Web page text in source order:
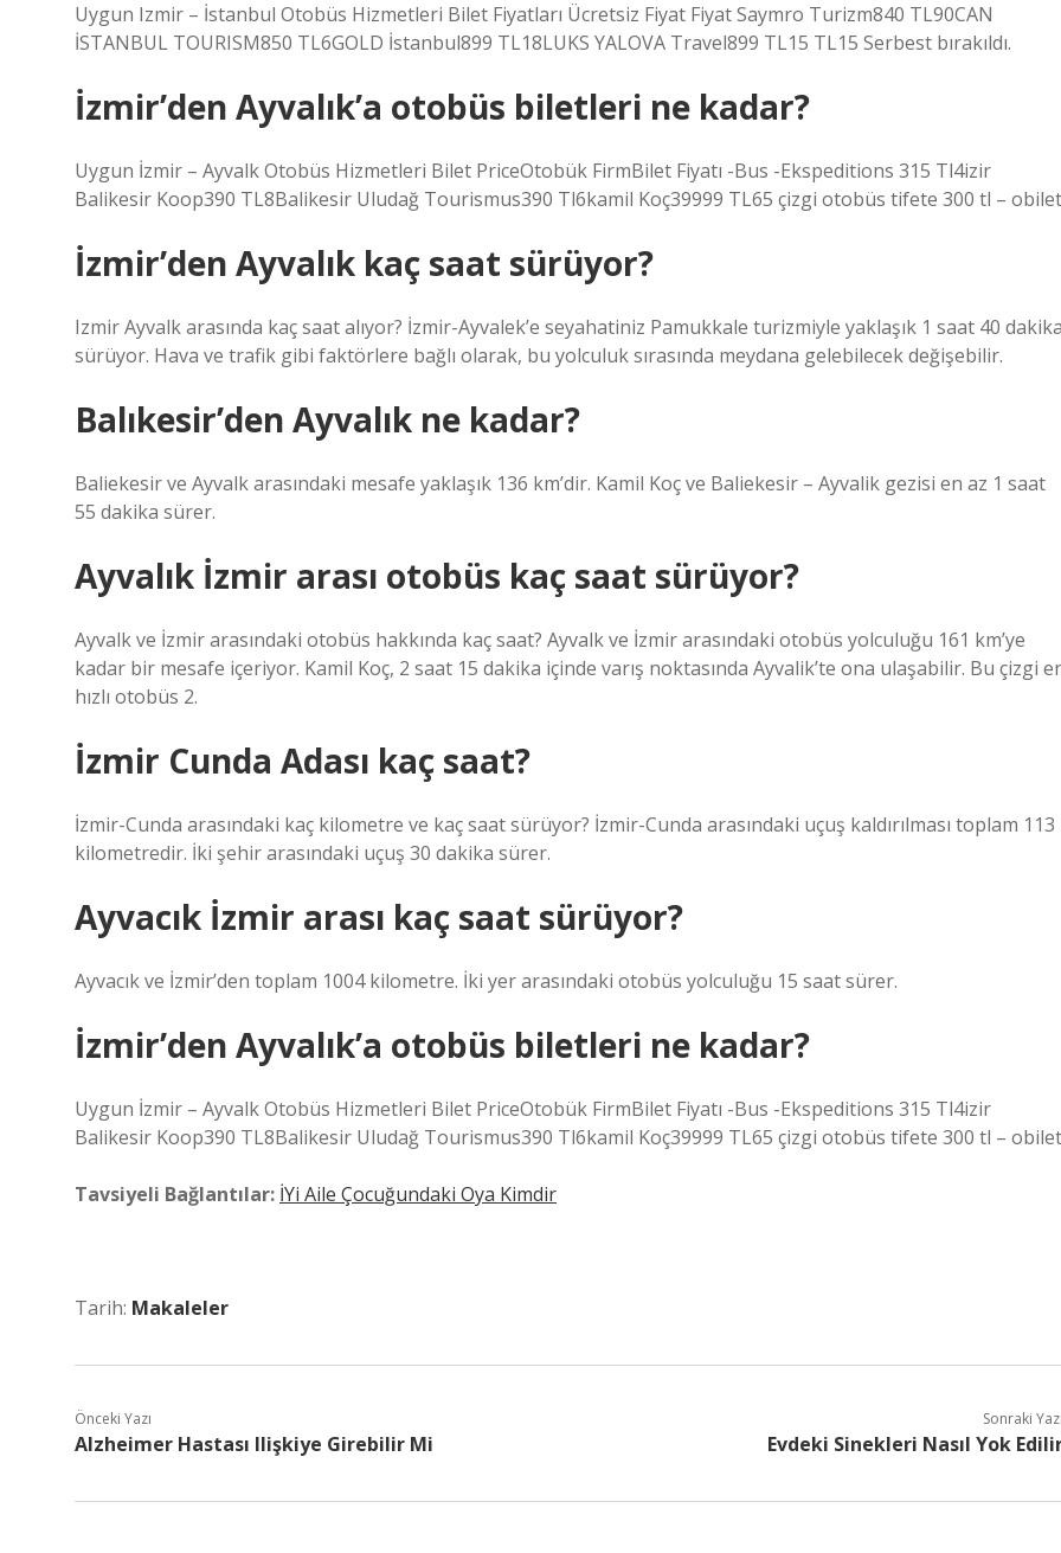
Uygun Izmir – İstanbul Otobüs Hizmetleri Bilet Fiyatları Ücretsiz Fiyat Fiyat Saymro Turizm840 TL90CAN
İSTANBUL TOURISM850 TL6GOLD İstanbul899 TL18LUKS YALOVA Travel899 TL15 TL15 Serbest bırakıldı.
İzmir’den Ayvalık’a otobüs biletleri ne kadar?
Uygun İzmir – Ayvalk Otobüs Hizmetleri Bilet PriceOtobük FirmBilet Fiyatı -Bus -Ekspeditions 315 Tl4izir
Balikesir Koop390 TL8Balikesir Uludağ Tourismus390 Tl6kamil Koç39999 TL65 çizgi otobüs tifete 300 tl –
İzmir’den Ayvalık kaç saat sürüyor?
Izmir Ayvalk arasında kaç saat alıyor? İzmir-Ayvalek’e seyahatiniz Pamukkale turizmiyle yaklaşık 1 saat 40
sürüyor. Hava ve trafik gibi faktörlere bağlı olarak, bu yolculuk sırasında meydana gelebilecek değişebilir.
Balıkesir’den Ayvalık ne kadar?
Baliekesir ve Ayvalk arasındaki mesafe yaklaşık 136 km’dir. Kamil Koç ve Baliekesir – Ayvalik gezisi en az 1 saat
55 dakika sürer.
Ayvalık İzmir arası otobüs kaç saat sürüyor?
Ayvalk ve İzmir arasındaki otobüs hakkında kaç saat? Ayvalk ve İzmir arasındaki otobüs yolculuğu 161 km’ye
kadar bir mesafe içeriyor. Kamil Koç, 2 saat 15 dakika içinde varış noktasında Ayvalik’te ona ulaşabilir. Bu çizgi
hızlı otobüs 2.
İzmir Cunda Adası kaç saat?
İzmir-Cunda arasındaki kaç kilometre ve kaç saat sürüyor? İzmir-Cunda arasındaki uçuş kaldırılması toplam 113
kilometredir. İki şehir arasındaki uçuş 30 dakika sürer.
Ayvacık İzmir arası kaç saat sürüyor?
Ayvacık ve İzmir’den toplam 1004 kilometre. İki yer arasındaki otobüs yolculuğu 15 saat sürer.
İzmir’den Ayvalık’a otobüs biletleri ne kadar?
Uygun İzmir – Ayvalk Otobüs Hizmetleri Bilet PriceOtobük FirmBilet Fiyatı -Bus -Ekspeditions 315 Tl4izir
Balikesir Koop390 TL8Balikesir Uludağ Tourismus390 Tl6kamil Koç39999 TL65 çizgi otobüs tifete 300 tl –
Tavsiyeli Bağlantılar: İYi Aile Çocuğundaki Oya Kimdir
Tarih: Makaleler
Önceki Yazı
Alzheimer Hastası Ilişkiye Girebilir Mi
Sonraki
Evdeki Sinekleri Nasıl Yok